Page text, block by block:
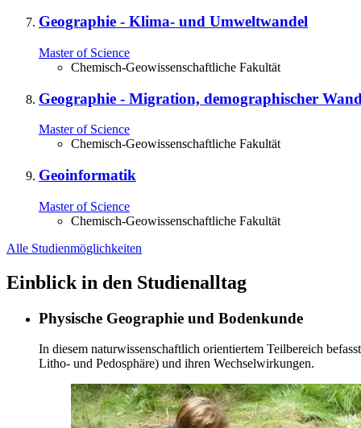
Geographie - Klima- und Umweltwandel
Master of Science
Chemisch-Geowissenschaftliche Fakultät
Geographie - Migration, demographischer
Master of Science
Chemisch-Geowissenschaftliche Fakultät
Geoinformatik
Master of Science
Chemisch-Geowissenschaftliche Fakultät
Alle Studienmöglichkeiten
Einblick in den Studienalltag
Physische Geographie und Bodenkunde
In diesem naturwissenschaftlich orientiertem Teilbereich
Litho- und Pedosphäre) und ihren Wechselwirkungen.